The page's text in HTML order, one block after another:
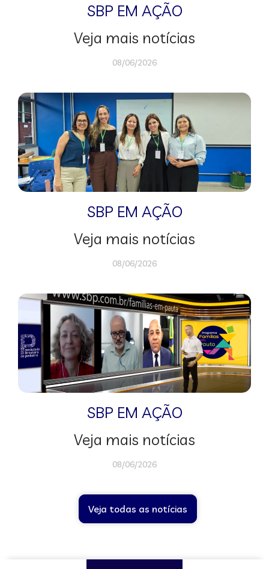
SBP EM AÇÃO
Veja mais notícias
08/06/2026
SBP EM AÇÃO
Veja mais notícias
08/06/2026
SBP EM AÇÃO
Veja mais notícias
08/06/2026
Veja todas as notícias